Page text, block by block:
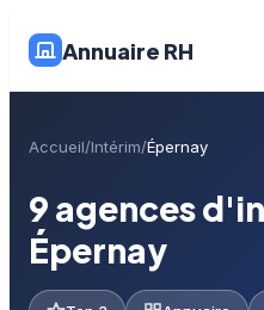
Annuaire RH
Accueil Intérim Épernay
9 agences
Épernay